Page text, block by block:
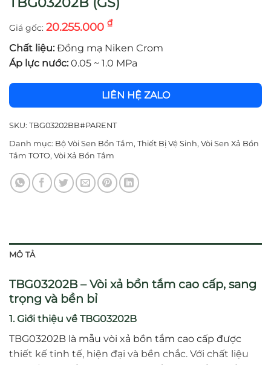
20.255.000 ₫
Chất liệu: Đồng mạ Niken Crom
Áp lực nước: 0.05 ~ 1.0 MPa
LIÊN HỆ ZALO
SKU: TBG03202BB#PARENT
Danh mục: Bộ Vòi Sen Bồn Tắm, Thiết Bị Vệ Sinh, Vòi Sen Xả Bồn
Tắm TOTO, Vòi Xả Bồn Tắm
MÔ TẢ
TBG03202B – Vòi xả bồn tắm cao cấp, sang
trọng và bền bỉ
1. Giới thiệu về TBG03202B
TBG03202B là mẫu vòi xả bồn tắm cao cấp được
thiết kế tinh tế, hiện đại và bền chắc. Với chất liệu